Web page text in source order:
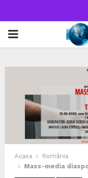
PRIMARY
Acasa
România
Mass-media